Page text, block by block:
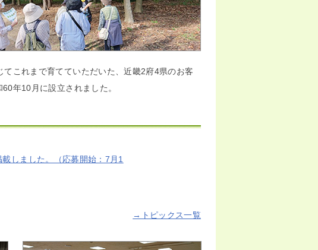
これまで育てていただいた、近畿2府4県のお客
年10月に設立されました。
しました。（応募開始：7月1
→トピックス一覧